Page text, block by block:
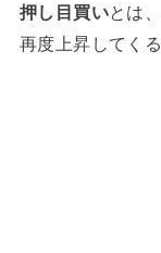
押し目買いとは
再度上昇してく